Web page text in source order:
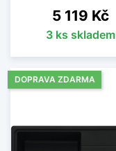
Cena
5 119 Kč
3 ks skladem
DOPRAVA ZDARMA